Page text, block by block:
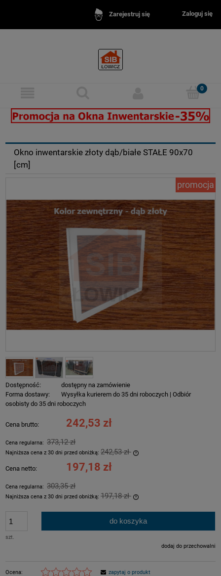
Zarejestruj się Zaloguj się
Okno inwentarskie złoty dąb/białe STAŁE 90x70
[cm]
promocja
Dostępność:
dostępny na zamówienie
Forma dostawy:
Wysyłka kurierem do 35 dni roboczych | Odbiór
osobisty do 35 dni roboczych
Cena brutto: 242,53 zł
Cena regularna: 373,12 zł
Najniższa cena z 30 dni przed obniżką: 242,53 zł
Cena netto: 197,18 zł
Cena regularna: 303,35 zł
Najniższa cena z 30 dni przed obniżką: 197,18 zł
momentu, kiedy produkt
szt.
do koszyka
dodaj do przechowalni
Ocena:
zapytaj o produkt